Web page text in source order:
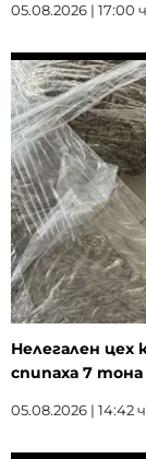
05.08.2026 | 17:00
Нелегален цех
спипаха 7 тона
05.08.2026 | 14:42